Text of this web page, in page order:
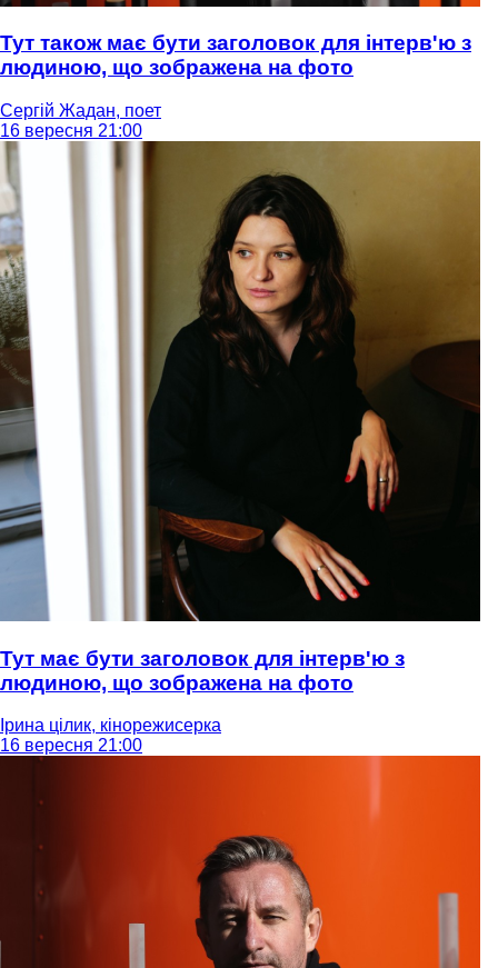
Тут також має бути заголовок для інтерв'ю з
людиною, що зображена на фото
Сергій Жадан, поет
16 вересня 21:00
Тут має бути заголовок для інтерв'ю з
людиною, що зображена на фото
Ірина цілик, кінорежисерка
16 вересня 21:00